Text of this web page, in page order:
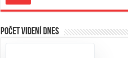
Počet videní dnes